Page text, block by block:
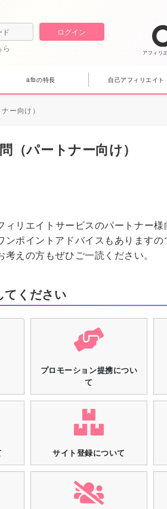
アフィリ
ログイン
ら
afbの特長 自己アフィリエイト
ー向け）
（パートナー向け）
ィリエイトサービスのパートナー
ンポイントアドバイスもありますの
えの方もぜひご一読ください。
てください
プロモーション提携につい
て
サイト登録について